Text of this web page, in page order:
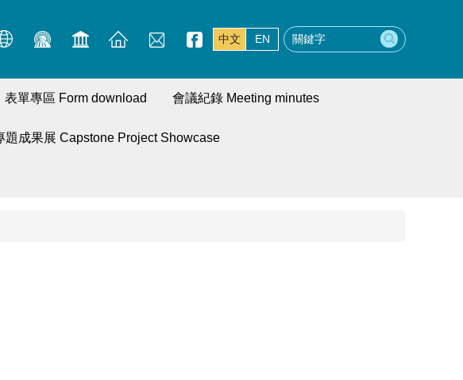
中文 EN
表單專區 Form download 會議紀錄 Meeting minutes
題成果展 Capstone Project Showcase